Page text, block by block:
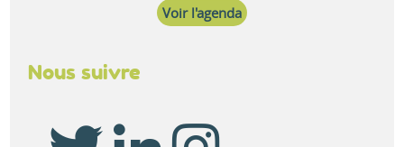
Voir l'agenda
Nous suivre